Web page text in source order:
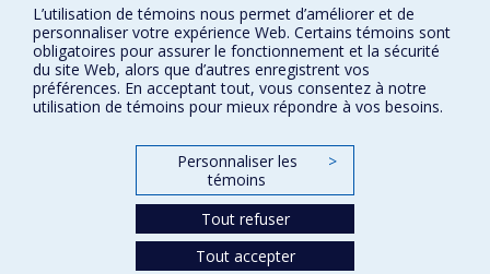
Signaler une erreur
Accessibilité
FACULTÉ DES ARTS ET DES SCIENCES
Nos centres d'études
L’utilisation de témoins nous permet d’améliorer et de
personnaliser votre expérience Web. Certains témoins sont
obligatoires pour assurer le fonctionnement et la sécurité
du site Web, alors que d’autres enregistrent vos
préférences. En acceptant tout, vous consentez à notre
utilisation de témoins pour mieux répondre à vos besoins.
Personnaliser les
témoins
>
Tout refuser
Tout accepter